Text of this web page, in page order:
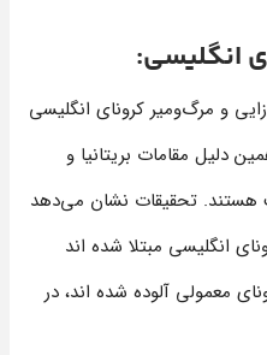
انگلیسی:
و مرگ‌ومیر کرونای انگلیسی
دلیل مقامات بریتانیا و
هستند. تحقیقات نشان می‌دهد
انگلیسی مبتلا شده اند
معمولی آلوده شده اند، در